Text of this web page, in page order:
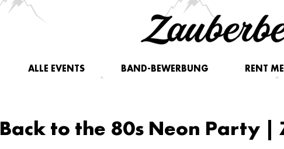
ALLE EVENTS BAND-BEWERBUNG RENT ME
Back to the 80s Neon Party |